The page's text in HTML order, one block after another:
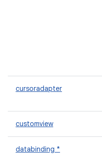
cursoradapter
customview
databinding *